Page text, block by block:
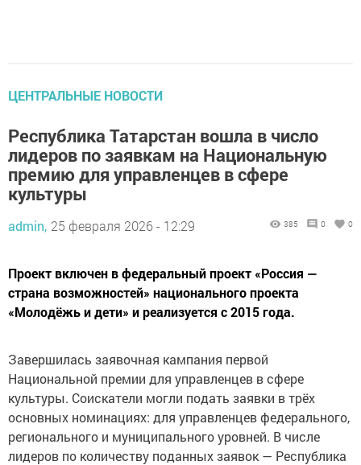
ЦЕНТРАЛЬНЫЕ НОВОСТИ
Республика Татарстан вошла в число
лидеров по заявкам на Национальную
премию для управленцев в сфере
культуры
admin, 25 февраля 2026 - 12:29 385 0 0
Проект включен в федеральный проект «Россия —
страна возможностей» национального проекта
«Молодёжь и дети» и реализуется с 2015 года.
Завершилась заявочная кампания первой
Национальной премии для управленцев в сфере
культуры. Соискатели могли подать заявки в трёх
основных номинациях: для управленцев федерального,
регионального и муниципального уровней. В числе
лидеров по количеству поданных заявок — Республика